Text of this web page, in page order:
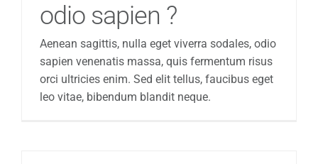
odio sapien ?
Aenean sagittis, nulla eget viverra sodales, odio
sapien venenatis massa, quis fermentum risus
orci ultricies enim. Sed elit tellus, faucibus eget
leo vitae, bibendum blandit neque.